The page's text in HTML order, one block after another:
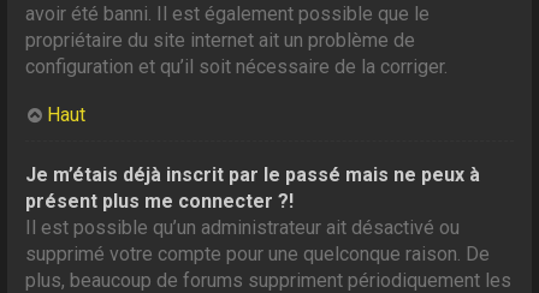
avoir été banni. Il est également possible que le
propriétaire du site internet ait un problème de
configuration et qu’il soit nécessaire de la corriger.
Haut
Je m’étais déjà inscrit par le passé mais ne peux à
présent plus me connecter ?!
Il est possible qu’un administrateur ait désactivé ou
supprimé votre compte pour une quelconque raison. De
plus, beaucoup de forums suppriment périodiquement les